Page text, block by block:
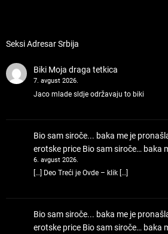
Seksi Adresar Srbija
Biki Moja draga tetkica
7. avgust 2026.
Jaco mlade sldje održavaju to biki
Bio sam siroče... baka me je
erotske price Bio sam siroče… baka
6. avgust 2026.
[…] Deo Treći je Ovde – klik […]
Bio sam siroče... baka me je
erotske price Bio sam siroče… baka